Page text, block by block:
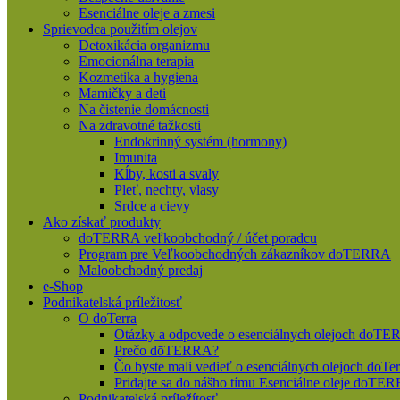
Esenciálne oleje a zmesi
Sprievodca použitím olejov
Detoxikácia organizmu
Emocionálna terapia
Kozmetika a hygiena
Mamičky a deti
Na čistenie domácnosti
Na zdravotné tažkosti
Endokrinný systém (hormony)
Imunita
Kĺby, kosti a svaly
Pleť, nechty, vlasy
Srdce a cievy
Ako získať produkty
doTERRA veľkoobchodný / účet poradcu
Program pre Veľkoobchodných zákazníkov doTERRA
Maloobchodný predaj
e-Shop
Podnikatelská príležitosť
O doTerra
Otázky a odpovede o esenciálnych olejoch
Prečo dōTERRA?
Čo byste mali vedieť o esenciálnych olejoch
Pridajte sa do nášho tímu Esenciálne oleje